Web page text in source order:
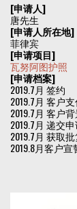
[申请人]
唐先生
[申请人所在地]
菲律宾
[申请项目]
瓦努阿图护照
[申请档案]
2019.7月 签约
2019.7月 客户
2019.7月 客户
2019.7月 递交
2019.7月 获取
2019.8月客户宣